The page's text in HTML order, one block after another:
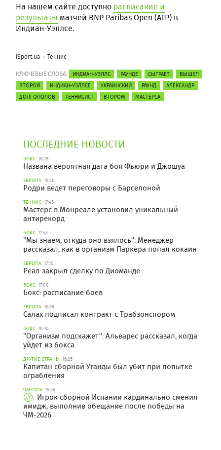
На нашем сайте доступно расписание и
результаты матчей BNP Paribas Open (ATP) в
Индиан-Уэллсе.
iSport.ua Теннис
КЛЮЧЕВЫЕ СЛОВА: ИНДИАН-УЭЛЛС РАУНДЕ СЫГРАЕТ
ВЫШЕЛ
ВТОРОЙ
ИНДИАН-УЭЛЛСЕ УКРАИНСКИЙ РАУНД
АЛЕКСАНДР
ДОЛГОПОЛОВ
ТЕННИСИСТ ВТОРОМ МАСТЕРСА
ПОСЛЕДНИЕ НОВОСТИ
БОКС 18:28
Названа вероятная дата боя Фьюри и Джошуа
ЕВРОПА 18:20
Родри ведет переговоры с Барселоной
ТЕННИС 17:45
Мастерс в Монреале установил уникальный
антирекорд
БОКС 17:43
"Мы знаем, откуда оно взялось": Менеджер
рассказал, как в организм Паркера попал кокаин
ЕВРОПА 17:10
Реал закрыл сделку по Диоманде
БОКС 17:00
Бокс: расписание боев
ЕВРОПА 16:55
Салах подписал контракт с Трабзонспором
БОКС 16:40
"Организм подскажет": Альварес рассказал, когда
уйдет из бокса
ДРУГИЕ СТРАНЫ 16:25
Капитан сборной Уганды был убит при попытке
ограбления
ЧМ-2026 15:55
Игрок сборной Испании кардинально сменил
имидж, выполнив обещание после победы на
ЧМ-2026